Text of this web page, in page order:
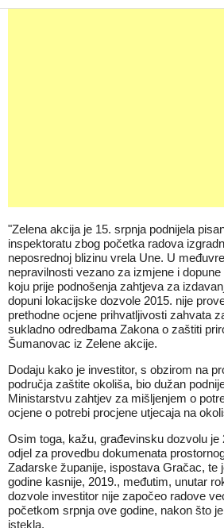
"Zelena akcija je 15. srpnja podnijela
inspektoratu zbog početka radova
neposrednoj blizinu vrela Une. U
nepravilnosti vezano za izmjene i
koju prije podnošenja zahtjeva za
dopuni lokacijske dozvole 2015. nije
prethodne ocjene prihvatljivosti zahvata
sukladno odredbama Zakona o zaštiti
Šumanovac iz Zelene akcije.
Dodaju kako je investitor, s obzirom na
područja zaštite okoliša, bio dužan
Ministarstvu zahtjev za mišljenjem o
ocjene o potrebi procjene utjecaja na
Osim toga, kažu, građevinsku dozvolu je
odjel za provedbu dokumenata
Zadarske županije, ispostava Gračac, te
godine kasnije, 2019., međutim, unutar
dozvole investitor nije započeo radove
početkom srpnja ove godine, nakon što
istekla.